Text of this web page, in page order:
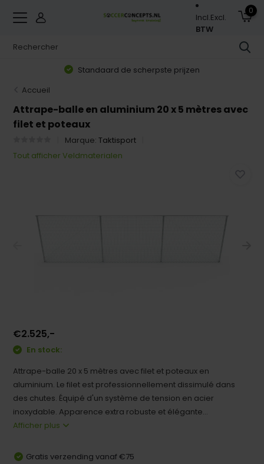
Incl.Excl.
BTW
0
Standaard de scherpste prijzen
Accueil
Attrape-balle en aluminium 20 x 5 mètres avec
filet et poteaux
Marque:Taktisport
Tout afficher Veldmaterialen
€2.525,-
En stock:
Attrape-balle 20 x 5 mètres avec filet et poteaux en
aluminium. Le filet est professionnellement dissimulé dans
des chutes. Équipé d'un système de tension en acier
inoxydable. Apparence extra robuste et élégante...
Afficher plus
Gratis verzending vanaf €75